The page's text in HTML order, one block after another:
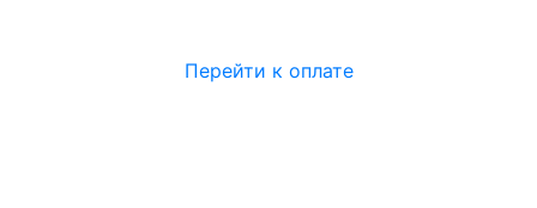
Перейти к оплате